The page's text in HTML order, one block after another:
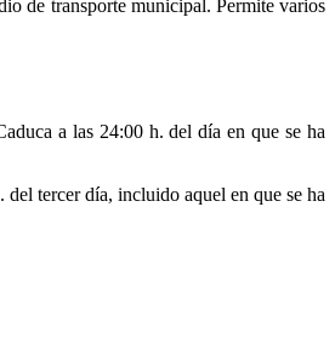
de transporte municipal. Permite varios
a las 24:00 h. del día en que se ha
tercer día, incluido aquel en que se ha